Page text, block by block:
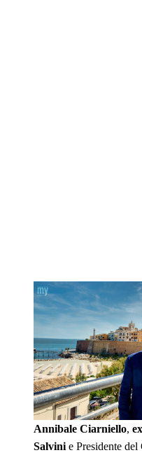
Annibale Ciarniello,
Salvini e Presidente